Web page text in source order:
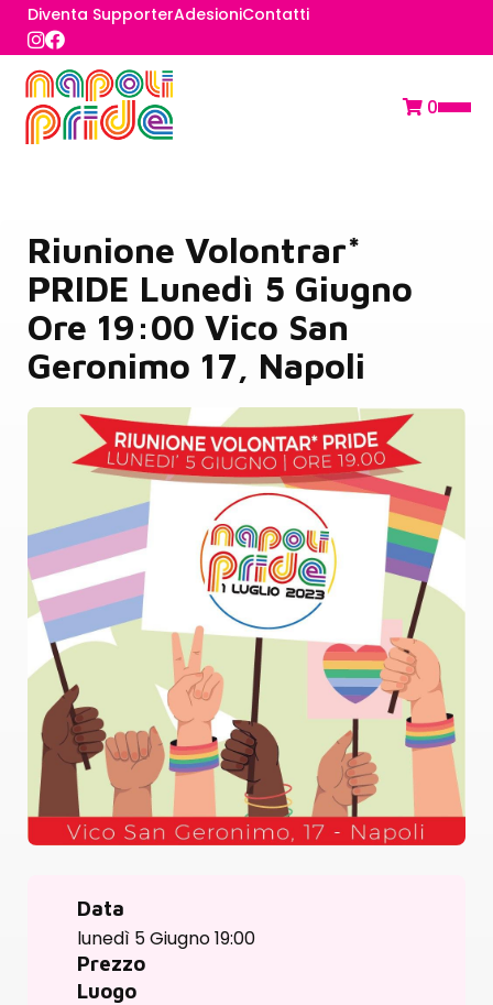
Diventa SupporterAdesioniContatti
0
Riunione Volontrar*
PRIDE Lunedì 5 Giugno
Ore 19:00 Vico San
Geronimo 17, Napoli
Data
lunedì 5 Giugno 19:00
Prezzo
Luogo